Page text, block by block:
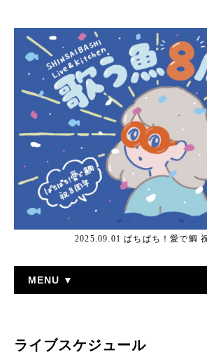
2025.09.01 ぱちぱち！愛で鯛
MENU ▼
ライブスケジュール